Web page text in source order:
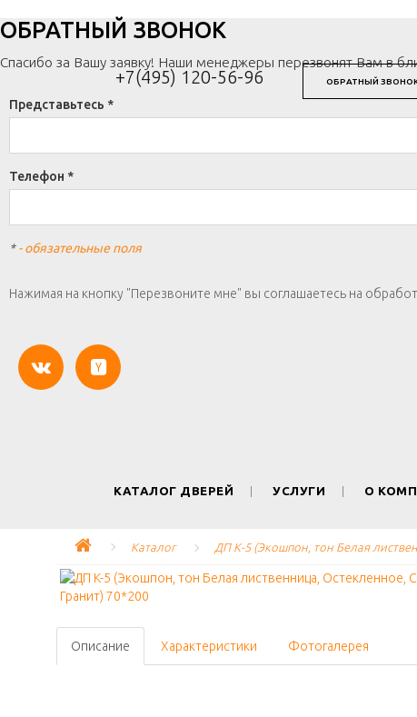
+7(495) 120-56-96 ОБРАТНЫЙ
ОБРАТНЫЙ ЗВОНОК
Спасибо за Вашу заявку! Наши менеджеры перезвонят Вам в
Представьтесь *
Телефон *
*- обязательные поля
Нажимая на кнопку "Перезвоните мне" вы соглашаетесь на
КАТАЛОГ ДВЕРЕЙ УСЛУГИ О
Каталог ДП K-5 (Экошпон, тон Белая
Описание Характеристики Фотогалерея